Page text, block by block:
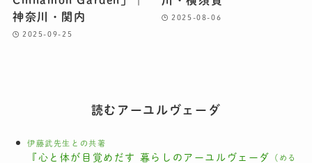
神奈川・関内
2025-09-25
2025-08-06
読むアーユルヴェーダ
伊藤武先生との共著
『心と体が目覚めだす 暮らしのアーユルヴェーダ
（める